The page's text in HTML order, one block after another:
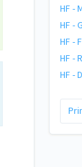
HF -
HF -
HF -
HF -
HF -